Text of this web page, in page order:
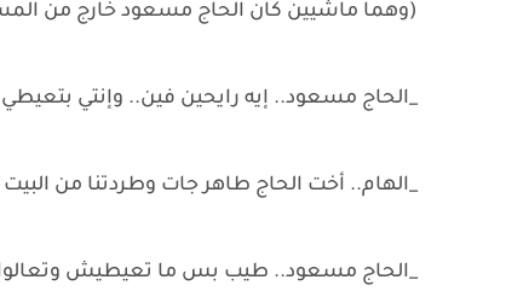
(وهما ماشيين كان الحاج مسعود خارج من
_الحاج مسعود.. إيه رايحين فين.. وإنتي
_الهام.. أخت الحاج طاهر جات وطردتنا من البيت
_الحاج مسعود.. طيب بس ما تعيطيش وتعالوا